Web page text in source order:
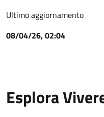
Ultimo aggiornamento
08/04/26, 02:04
Esplora